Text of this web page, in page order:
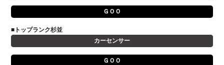
小澤 孝久
小野 利公
山本 大輔
岩井 裕一
アストンマーティン
アルファロメオ
ＧＯＯ
■トップランク杉並
カーセンサー
ＧＯＯ